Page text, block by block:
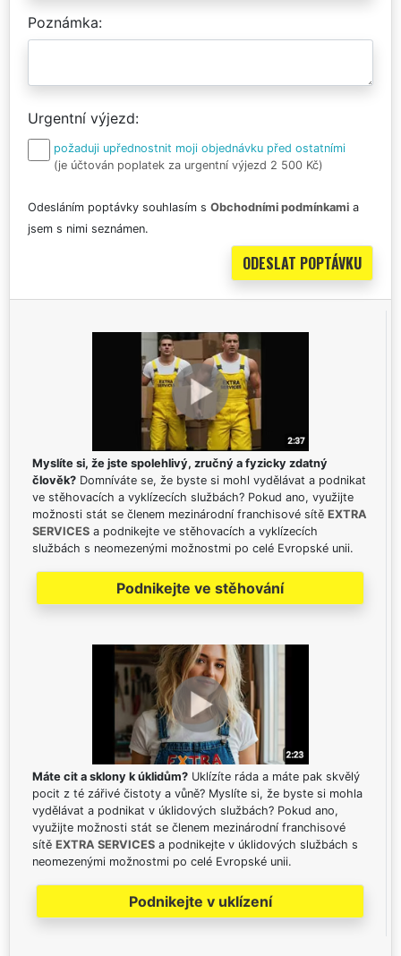
Poznámka
Urgentní výjezd
požaduji upřednostnit moji objednávku před ostatními
(je účtován poplatek za urgentní výjezd 2 500 Kč)
Odesláním poptávky souhlasím s Obchodními podmínkami a
jsem s nimi seznámen.
Myslíte si, že jste spolehlivý, zručný a fyzicky zdatný
člověk? Domníváte se, že byste si mohl vydělávat a podnikat
ve stěhovacích a vyklízecích službách? Pokud ano, využijte
možnosti stát se členem mezinárodní franchisové sítě EXTRA
SERVICES a podnikejte ve stěhovacích a vyklízecích
službách s neomezenými možnostmi po celé Evropské unii.
Podnikejte ve stěhování
Máte cit a sklony k úklidům? Uklízíte ráda a máte pak skvělý
pocit z té zářivé čistoty a vůně? Myslíte si, že byste si mohla
vydělávat a podnikat v úklidových službách? Pokud ano,
využijte možnosti stát se členem mezinárodní franchisové
sítě EXTRA SERVICES a podnikejte v úklidových službách s
neomezenými možnostmi po celé Evropské unii.
Podnikejte v uklízení